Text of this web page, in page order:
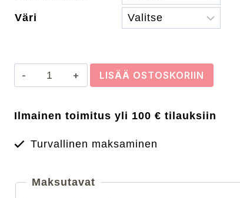
Väri
CRESCENT
ELDA
sähköpyörä
LISÄÄ OSTOSKORIIN
Ilmainen toimitus yli 100 € tilauksiin
Turvallinen maksaminen
Maksutavat